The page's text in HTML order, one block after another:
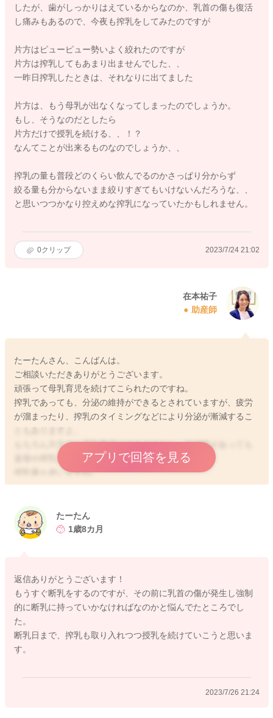
したが、歯がしっかりはえているからなのか、乳首の傷も復活
し痛みもあるので、今夜も搾乳をしてみたのですが
片方はピューピュー勢いよく絞れたのですが
片方は搾乳してもあまり出ませんでした、、
一昨日搾乳したときは、それなりに出てました
片方は、もう母乳が出なくなってしまったのでしょうか。
もし、そうなのだとしたら
片方だけで授乳を続ける、、！？
なんてことが出来るものなのでしょうか、、
搾乳の量も普段どのくらい飲んでるのかさっぱり分からず
絞る量も分からないまま絞りすぎてもいけないんだろうな、、
と思いつつかなり控えめな搾乳になっていたかもしれません。
0クリップ 2023/7/24 21:02
在本祐子
助産師
たーたんさん、こんばんは。
ご相談いただきありがとうございます。
頑張って母乳育児を続けてこられたのですね。
搾乳であっても、分泌の維持ができるとされていますが、疲労
が溜まったり、搾乳のタイミングなどにより分泌が漸減するこ
もちろん片方でも母乳育児はできますから、分泌差があっても
直母や搾乳を持続していくのがベストです。
搾乳量も迷いますね。
一度助産院や母乳外来でご相談なさってみるとよいですね。
アプリで回答を見る
たーたん
1歳8カ月
返信ありがとうございます！
もうすぐ断乳をするのですが、その前に乳首の傷が発生し強制
的に断乳に持っていかなければなのかと悩んでたところでし
た。
断乳日まで、搾乳も取り入れつつ授乳を続けていこうと思いま
す。
2023/7/26 21:24